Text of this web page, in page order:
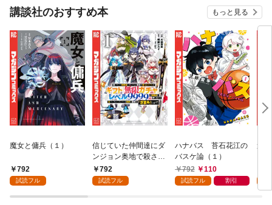
講談社のおすすめ本 もっと見る
魔女と傭兵（１）
792
試読フル
信じていた仲間達にダ
ンジョン奥地で殺され
かけたがギフト『無限
ガチャ』でレベル９９
792
試読フル
ハナバス 苔石花江の
バスケ論（１）
792
110
試読フル 割引
追
強
～